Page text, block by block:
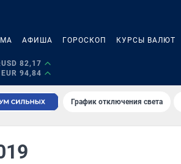
АФИША ГОРОСКОП КУРСЫ ВАЛЮТ
USD 82,17
EUR 94,84
График отключения света